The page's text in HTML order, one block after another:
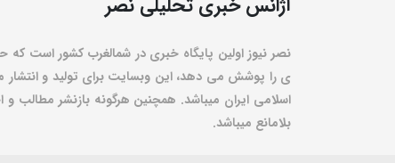
نصر نیوز اولین پایگاه خبری در شمالغرب کشور است که
ی را پوشش می دهد، این وبسایت برای تولید و انتشار
اسلامی ایران میباشد. همچنین هرگونه بازنشر مطالب و
بلامانع میباشد.